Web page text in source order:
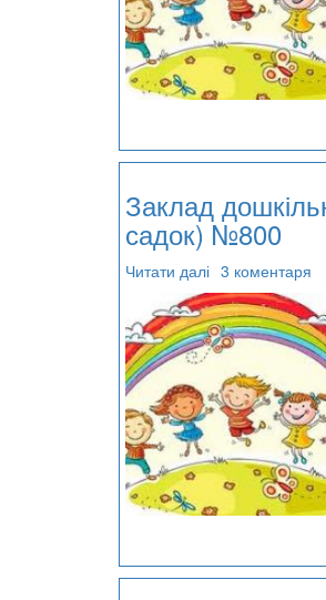
Заклад
садок) №800
Читати далі про
Заклад
дошкільної
освіти
(ясла-
садок)
№800
3 коментаря